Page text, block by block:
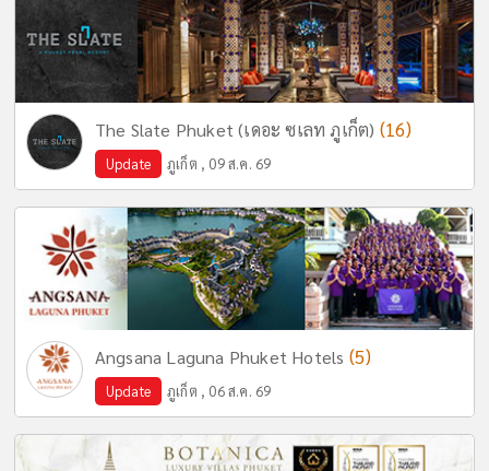
The Slate Phuket (เดอะ ซเลท ภูเก็ต) (16)
Update ภูเก็ต , 09 ส.ค. 69
Angsana Laguna Phuket Hotels (5)
Update ภูเก็ต , 06 ส.ค. 69